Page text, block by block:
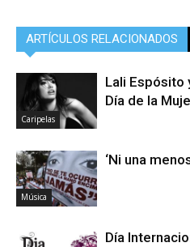
ARTÍCULOS RELACIONADOS
Caripelas
Lali Espósito
Día de la
Música
‘Ni una
Día